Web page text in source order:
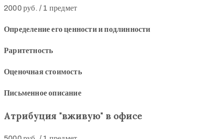
2000 руб. / 1 предмет
Определение его ценности и подлинности
Раритетность
Оценочная стоимость
Письменное описание
Атрибуция "вживую" в офисе